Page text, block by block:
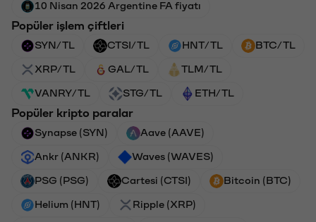
10 Nisan 2026 Argentine FA fiyatı
Popüler işlem çiftleri
SYN/TL CTSI/TL HNT/TL BTC/TL
XRP/TL GAL/TL TLM/TL
VANRY/TL STG/TL ETH/TL
Popüler kripto paralar
Synapse (SYN) Aave (AAVE)
Ankr (ANKR) Waves (WAVES)
PSG (PSG) Cartesi (CTSI) Bitcoin (BTC)
Helium (HNT) Ripple (XRP)